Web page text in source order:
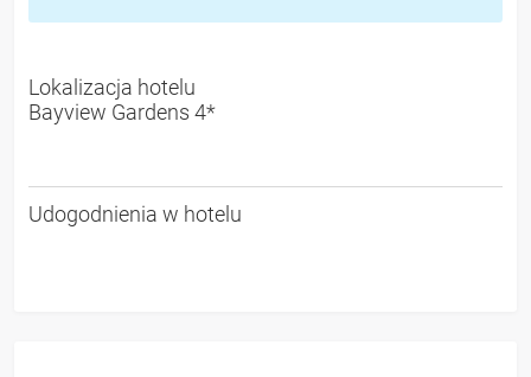
Lokalizacja hotelu
Bayview Gardens 4*
Udogodnienia w hotelu